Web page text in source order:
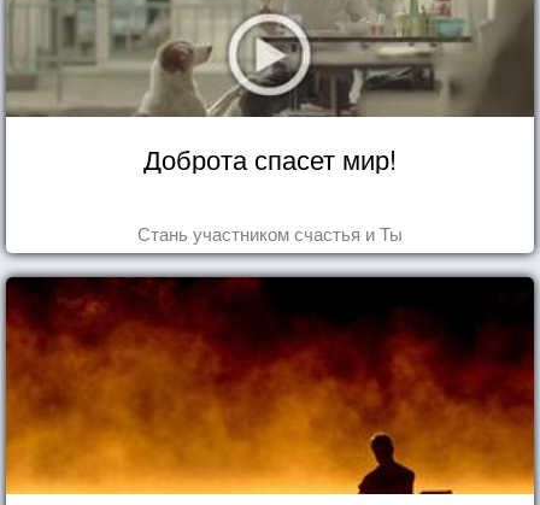
Доброта спасет мир!
Стань участником счастья и Ты